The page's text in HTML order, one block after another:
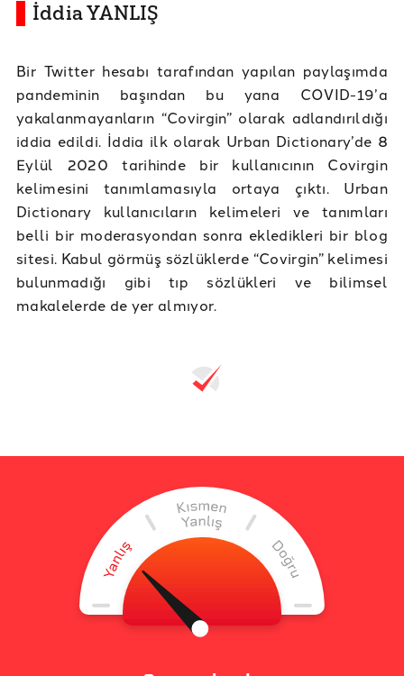
İddia YANLIŞ
Bir Twitter hesabı tarafından yapılan paylaşımda
pandeminin başından bu yana COVID-19’a
yakalanmayanların “Covirgin” olarak adlandırıldığı
iddia edildi. İddia ilk olarak Urban Dictionary’de 8
Eylül 2020 tarihinde bir kullanıcının Covirgin
kelimesini tanımlamasıyla ortaya çıktı. Urban
Dictionary kullanıcıların kelimeleri ve tanımları
belli bir moderasyondan sonra ekledikleri bir blog
sitesi. Kabul görmüş sözlüklerde “Covirgin” kelimesi
bulunmadığı gibi tıp sözlükleri ve bilimsel
makalelerde de yer almıyor.